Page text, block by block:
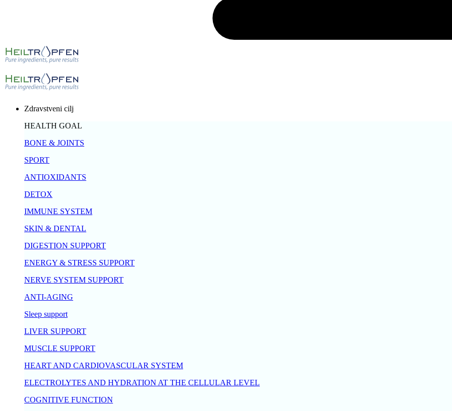
Zdravstveni cilj
HEALTH GOAL
BONE & JOINTS
SPORT
ANTIOXIDANTS
DETOX
IMMUNE SYSTEM
SKIN & DENTAL
DIGESTION SUPPORT
ENERGY & STRESS SUPPORT
NERVE SYSTEM SUPPORT
ANTI-AGING
Sleep support
LIVER SUPPORT
MUSCLE SUPPORT
HEART AND CARDIOVASCULAR SYSTEM
ELECTROLYTES AND HYDRATION AT THE CELLULAR LEVEL
COGNITIVE FUNCTION